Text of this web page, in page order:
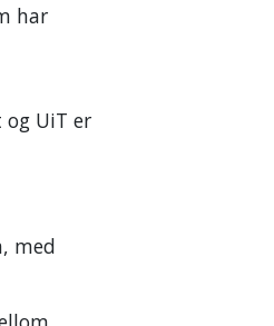
har
og UiT er
med